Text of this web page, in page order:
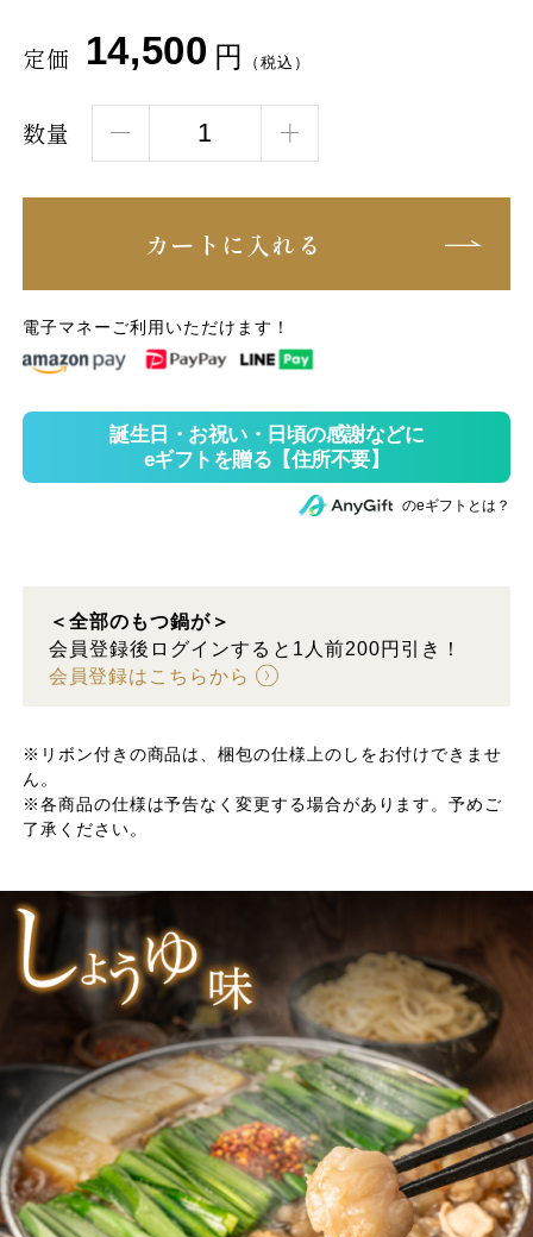
定価 14,500 円 （税込）
数量
カートに入れる
電子マネーご利用いただけます！
のeギフトとは？
＜全部のもつ鍋が＞
会員登録後ログインすると1人前200円引き！
会員登録はこちらから
※リボン付きの商品は、梱包の仕様上のしをお付けできませ
ん。
※各商品の仕様は予告なく変更する場合があります。予めご
了承ください。